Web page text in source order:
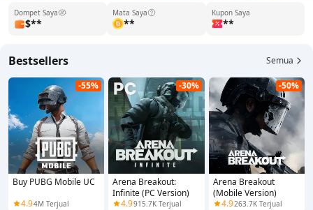
Dompet Saya
$**
Mata Saya
**
Kupon Saya
**
Bestsellers Semua
-55%
Buy PUBG Mobile UC
4.94M Terjual
-30%
Arena Breakout:
Infinite (PC Version)
4.9915.7K Terjual
-50%
Arena Breakout
(Mobile Version)
4.9263.7K Terjual